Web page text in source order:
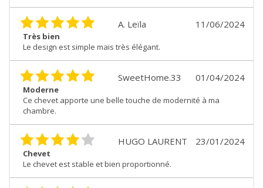
11/06/2024
A. Leïla
Très bien
Le design est simple mais très élégant.
01/04/2024
SweetHome.33
Moderne
Ce chevet apporte une belle touche de modernité à ma
chambre.
23/01/2024
HUGO LAURENT
Chevet
Le chevet est stable et bien proportionné.